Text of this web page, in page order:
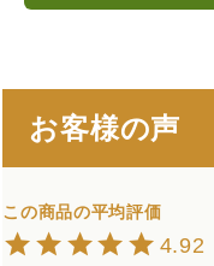
お客様の声
4.92